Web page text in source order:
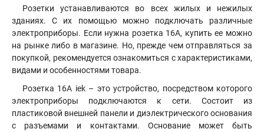
Розетки устанавливаются во всех жилых и нежилых
зданиях. С их помощью можно подключать различные
электроприборы. Если нужна розетка 16А, купить ее можно
на рынке либо в магазине. Но, прежде чем отправляться за
покупкой, рекомендуется ознакомиться с характеристиками,
видами и особенностями товара.
Розетка 16А iek – это устройство, посредством которого
электроприборы подключаются к сети. Состоит из
пластиковой внешней панели и диэлектрического основания
с разъемами и контактами. Основание может быть